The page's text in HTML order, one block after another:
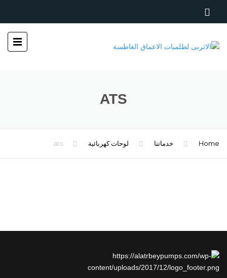
ATS
Home خدماتنا لوحات كهربائية ats